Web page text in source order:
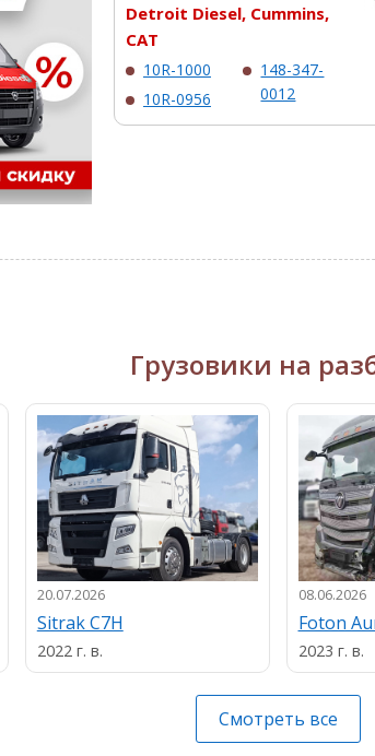
Detroit Diesel, Cummins,
CAT
10R-1000
10R-0956
148-347-
0012
Грузовики на
20.07.2026
Sitrak C7H
2022 г. в.
08.06.2026
Foton
2023 г. в.
Смотреть все